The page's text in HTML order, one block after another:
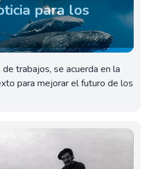
para los
trabajos, se acuerda en la
para mejorar el futuro de los